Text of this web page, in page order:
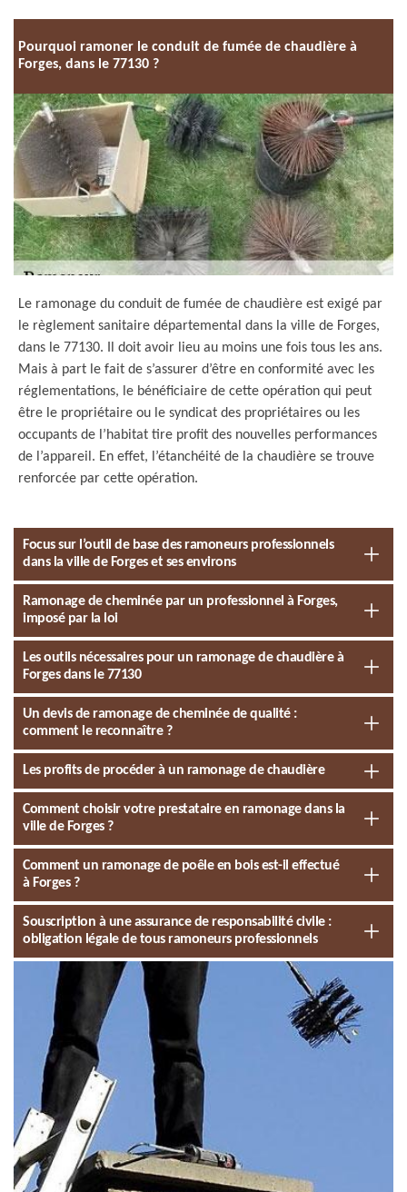
Pourquoi ramoner le conduit de fumée de chaudière à
Forges, dans le 77130 ?
Le ramonage du conduit de fumée de chaudière est exigé par
le règlement sanitaire départemental dans la ville de Forges,
dans le 77130. Il doit avoir lieu au moins une fois tous les ans.
Mais à part le fait de s’assurer d’être en conformité avec les
réglementations, le bénéficiaire de cette opération qui peut
être le propriétaire ou le syndicat des propriétaires ou les
occupants de l’habitat tire profit des nouvelles performances
de l’appareil. En effet, l’étanchéité de la chaudière se trouve
renforcée par cette opération.
Focus sur l’outil de base des ramoneurs professionnels
dans la ville de Forges et ses environs
Ramonage de cheminée par un professionnel à Forges,
imposé par la loi
Les outils nécessaires pour un ramonage de chaudière à
Forges dans le 77130
Un devis de ramonage de cheminée de qualité :
comment le reconnaître ?
Les profits de procéder à un ramonage de chaudière
Comment choisir votre prestataire en ramonage dans la
ville de Forges ?
Comment un ramonage de poêle en bois est-il effectué
à Forges ?
Souscription à une assurance de responsabilité civile :
obligation légale de tous ramoneurs professionnels